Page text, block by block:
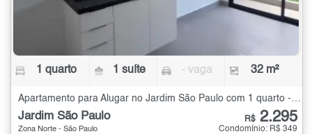
1 quarto 1 suíte - vaga 32 m²
Apartamento para Alugar no Jardim São Paulo com 1 quarto - 32 m²
Jardim São Paulo
Zona Norte - São Paulo
R$ 2.295
Condomínio: R$ 349